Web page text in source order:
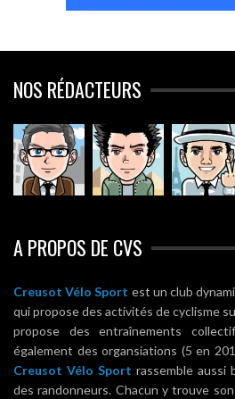
NOS RÉDACTEURS
A PROPOS DE CVS
Creusot Vélo Sport est un club
qui propose des activités de cyclisme
propose des entraînements
également des organsiations (5 en
Creusot Vélo Sport rassemble aussi
des randonneurs. Chacun y trouve